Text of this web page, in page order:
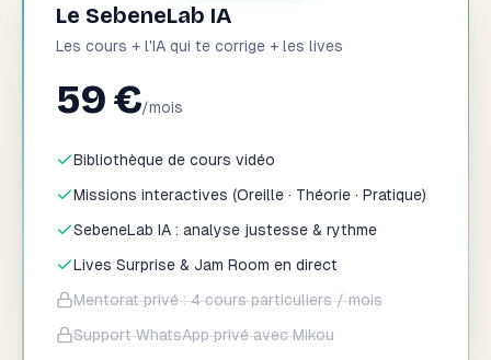
Le SebeneLab IA
Les cours + l'IA qui te corrige + les lives
59 €/mois
Bibliothèque de cours vidéo
Missions interactives (Oreille · Théorie · Pratique)
SebeneLab IA : analyse justesse & rythme
Lives Surprise & Jam Room en direct
Mentorat privé : 4 cours particuliers / mois
Support WhatsApp privé avec Mikou